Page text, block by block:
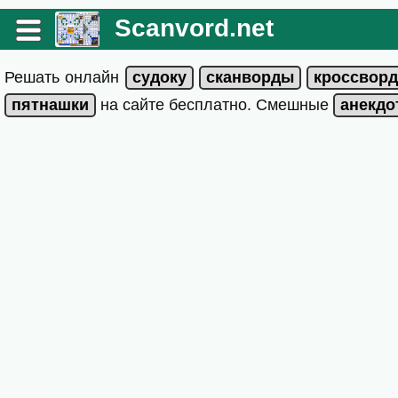
Scanvord.net
Решать онлайн
на сайте бесплатно. Смешные